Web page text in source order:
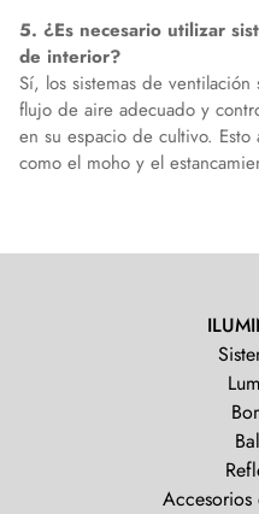
5. ¿Es necesario utilizar
de interior?
Sí, los sistemas de
flujo de aire adecuado y
en su espacio de cultivo.
como el moho y el